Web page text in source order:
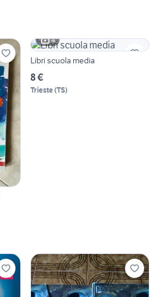
4
Libri scuola media
8 €
Trieste(TS)